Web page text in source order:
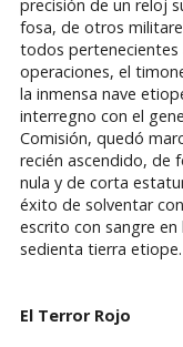
precisión de un reloj
fosa, de otros
todos pertenecientes
operaciones, el
la inmensa nave
interregno con el
Comisión, quedó
recién ascendido, de
nula y de corta
éxito de solventar
escrito con sangre
sedienta tierra etiope.
El Terror Rojo